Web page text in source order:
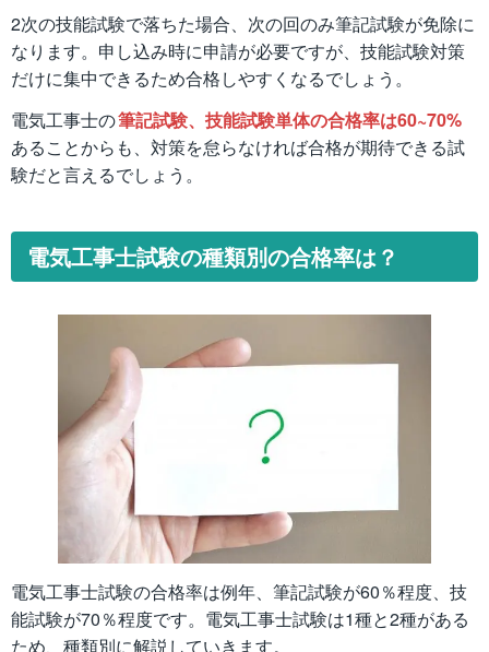
2次の技能試験で落ちた場合、次の回のみ筆記試験が免除に
なります。申し込み時に申請が必要ですが、技能試験対策
だけに集中できるため合格しやすくなるでしょう。
電気工事士の筆記試験、技能試験単体の合格率は60~70%
あることからも、対策を怠らなければ合格が期待できる試
験だと言えるでしょう。
電気工事士試験の種類別の合格率は？
電気工事士試験の合格率は例年、筆記試験が60％程度、技
能試験が70％程度です。電気工事士試験は1種と2種がある
ため、種類別に解説していきます。